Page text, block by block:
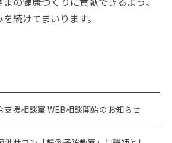
支援相談室 WEB相談開始のお知らせ
続けてまいります。